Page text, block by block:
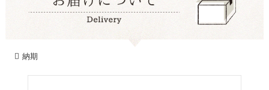
納期